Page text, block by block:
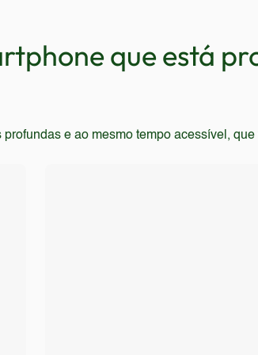
que está
e ao mesmo tempo acessível,